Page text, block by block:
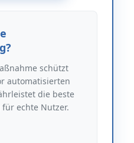
schützt
automatisierten
die beste
echte Nutzer.